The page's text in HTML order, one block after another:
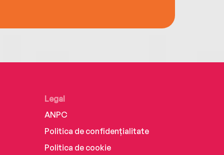
Legal
ANPC
Politica de confidențialitate
Politica de cookie